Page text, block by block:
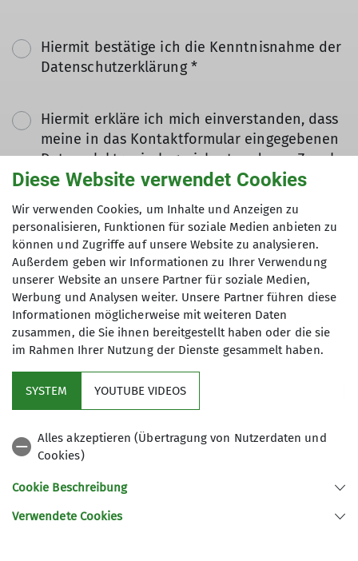
Hiermit bestätige ich die Kenntnisnahme der
Datenschutzerklärung *
Hiermit erkläre ich mich einverstanden, dass
meine in das Kontaktformular eingegebenen
Daten elektronisch gesichert und zum Zweck
der Kontaktaufnahme verarbeitet und
meine Einwilligung jederzeit wiederrufen
kann. *
Mit (*) markierte Felder
sind Pflichtfelder
Absenden
Diese Website verwendet Cookies
Wir verwenden Cookies, um Inhalte und Anzeigen zu
personalisieren, Funktionen für soziale Medien anbieten zu
können und Zugriffe auf unsere Website zu analysieren.
Außerdem geben wir Informationen zu Ihrer Verwendung
unserer Website an unsere Partner für soziale Medien,
Werbung und Analysen weiter. Unsere Partner führen diese
Informationen möglicherweise mit weiteren Daten
zusammen, die Sie ihnen bereitgestellt haben oder die sie
im Rahmen Ihrer Nutzung der Dienste gesammelt haben.
SYSTEM YOUTUBE VIDEOS
Alles akzeptieren (Übertragung von Nutzerdaten und
Cookies)
Cookie Beschreibung
Verwendete Cookies